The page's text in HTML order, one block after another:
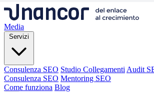
Media
Servizi
Consulenza SEO Studio Collegamenti Audit
Consulenza SEO Mentoring SEO
Come funziona Blog